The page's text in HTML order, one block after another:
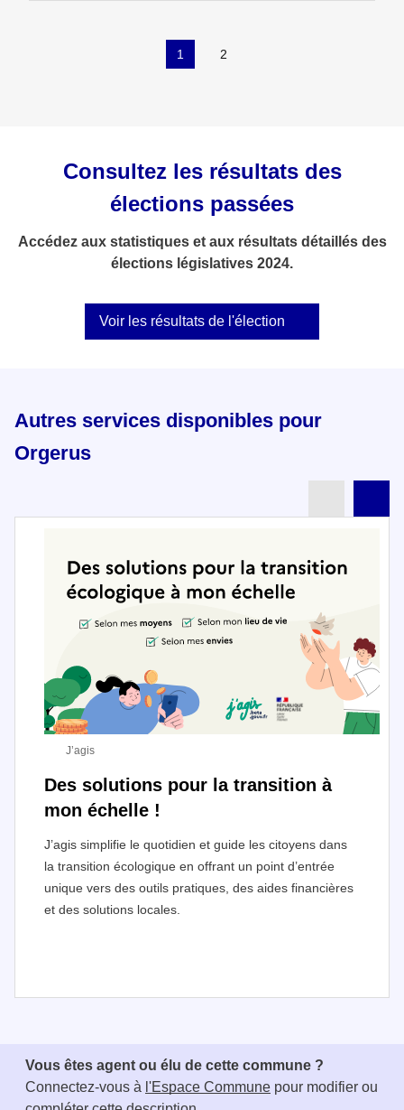
1 2
Consultez les résultats des
élections passées
Accédez aux statistiques et aux résultats détaillés des
élections législatives 2024.
Voir les résultats de l'élection
Autres services disponibles pour
Orgerus
Des solutions pour la transition à
mon échelle !
J’agis simplifie le quotidien et guide les citoyens dans
la transition écologique en offrant un point d’entrée
unique vers des outils pratiques, des aides financières
et des solutions locales.
J’agis
Vous êtes agent ou élu de cette commune ?
Connectez-vous à l'Espace Commune pour modifier ou